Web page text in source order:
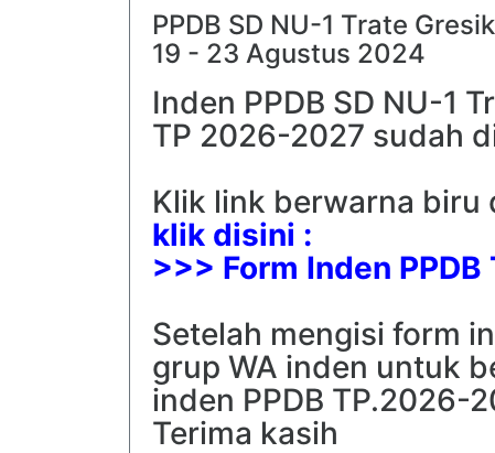
PPDB SD NU-1 Trate
19 - 23 Agustus 2024
Inden PPDB SD NU-1
TP 2026-2027 sudah
Klik link berwarna biru
klik disini :
>>> Form Inden
Setelah mengisi form
grup WA inden untuk
inden PPDB TP.2026-
Terima kasih